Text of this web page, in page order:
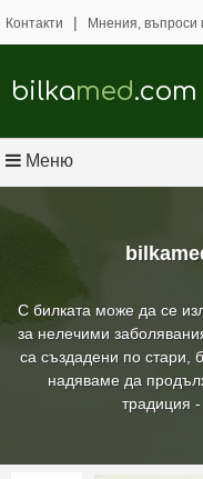
С билката може да се
за нелечими
са създадени по стари,
надяваме да
Контакти | Мнения, въпроси
bilkamed.com
Меню